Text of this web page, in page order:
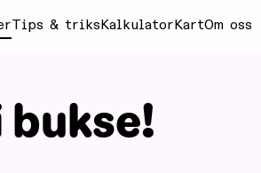
Tips & triksKalkulatorKartOm oss
bukse!